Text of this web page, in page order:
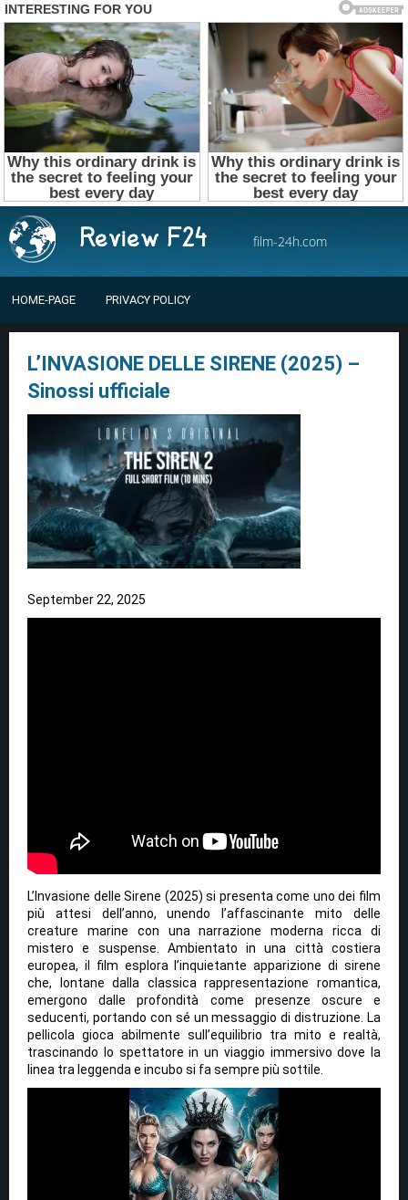
film-24h.com
HOME-PAGE PRIVACY POLICY
L’INVASIONE DELLE SIRENE (2025) –
Sinossi ufficiale
September 22, 2025
L’Invasione delle Sirene (2025) si presenta come uno dei film
più attesi dell’anno, unendo l’affascinante mito delle
creature marine con una narrazione moderna ricca di
mistero e suspense. Ambientato in una città costiera
europea, il film esplora l’inquietante apparizione di sirene
che, lontane dalla classica rappresentazione romantica,
emergono dalle profondità come presenze oscure e
seducenti, portando con sé un messaggio di distruzione. La
pellicola gioca abilmente sull’equilibrio tra mito e realtà,
trascinando lo spettatore in un viaggio immersivo dove la
linea tra leggenda e incubo si fa sempre più sottile.